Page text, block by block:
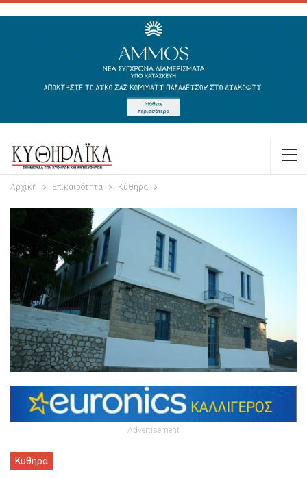
Αρχική Επικαιρότητα Κύθηρα
Advertisement
Κύθηρα